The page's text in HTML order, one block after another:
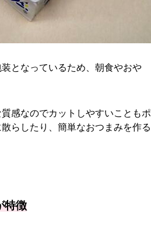
となっているため、朝食やおや
感なのでカットしやすいこともポ
らしたり、簡単なおつまみを作る
特徴